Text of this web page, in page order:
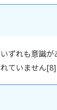
ずれも意識
ていません[8]